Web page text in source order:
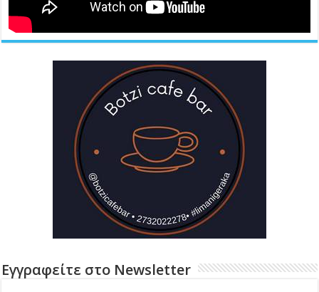
Εγγραφείτε στο Newsletter